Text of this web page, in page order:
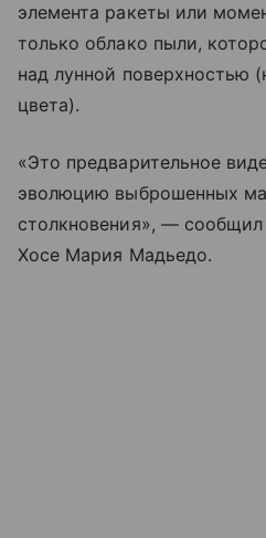
элемента ракеты или
только облако пыли,
над лунной поверхностью
цвета).
«Это предварительное
эволюцию выброшенных
столкновения», — сообщил
Хосе Мария Мадьедо.